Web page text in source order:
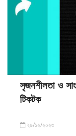
সৃজনশীলতা ও
টিকটক
২৯/১২/২০২৩